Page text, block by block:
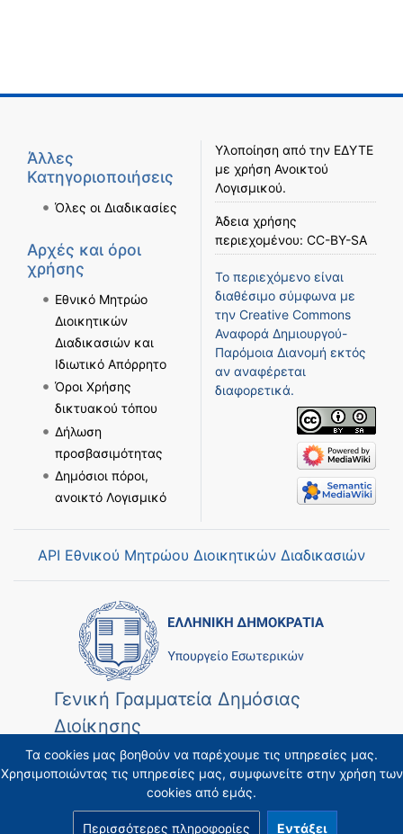
Τα cookies μας βοηθούν να παρέχουμε τις υπηρεσίες μας.
Χρησιμοποιώντας τις υπηρεσίες μας, συμφωνείτε στην χρήση των
cookies από εμάς.
Περισσότερες πληροφορίες Εντάξει
Άλλες
Κατηγοριοποιήσεις
Όλες οι Διαδικασίες
Αρχές και όροι
χρήσης
Εθνικό Μητρώο
Διοικητικών
Διαδικασιών και
Ιδιωτικό Απόρρητο
Όροι Χρήσης
δικτυακού τόπου
Δήλωση
προσβασιμότητας
Δημόσιοι πόροι,
ανοικτό Λογισμικό
Υλοποίηση από την ΕΔΥΤΕ
με χρήση Ανοικτού
Λογισμικού.
Άδεια χρήσης
περιεχομένου: CC-BY-SA
Το περιεχόμενο είναι
διαθέσιμο σύμφωνα με
την Creative Commons
Αναφορά Δημιουργού-
Παρόμοια Διανομή εκτός
αν αναφέρεται
διαφορετικά.
API Εθνικού Μητρώου Διοικητικών Διαδικασιών
Γενική Γραμματεία Δημόσιας
Διοίκησης